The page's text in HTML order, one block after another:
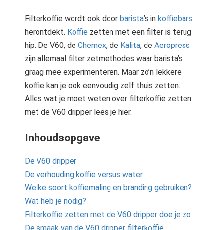
Filterkoffie wordt ook door barista’s in koffiebars
herontdekt. Koffie zetten met een filter is terug
hip. De V60, de Chemex, de Kalita, de Aeropress
zijn allemaal filter zetmethodes waar barista’s
graag mee experimenteren. Maar zo’n lekkere
koffie kan je ook eenvoudig zelf thuis zetten.
Alles wat je moet weten over filterkoffie zetten
met de V60 dripper lees je hier.
Inhoudsopgave
De V60 dripper
De verhouding koffie versus water
Welke soort koffiemaling en branding gebruiken?
Wat heb je nodig?
Filterkoffie zetten met de V60 dripper doe je zo
De smaak van de V60 dripper filterkoffie
Hierdoor
website-
van